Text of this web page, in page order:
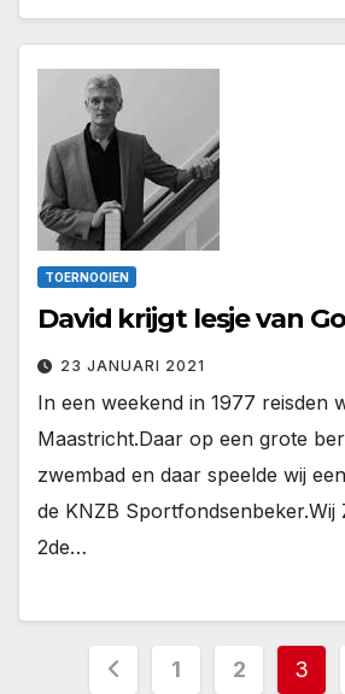
TOERNOOIEN
David krijgt lesje van
23 JANUARI 2021
In een weekend in 1977 reisden
Maastricht.Daar op een grote
zwembad en daar speelde wij
de KNZB Sportfondsenbeker.Wij
2de…
Berichten
1 2 3